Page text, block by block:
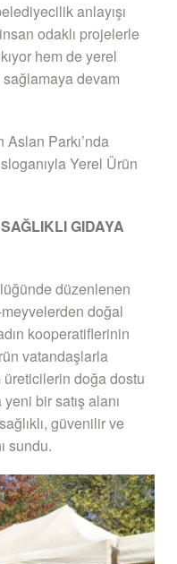
anlayışı
odaklı projelerle
hem de yerel
devam
Parkı’nda
Yerel Ürün
GIDAYA
düzenlenen
doğal
kooperatiflerinin
vatandaşlarla
üreticilerin doğa dostu
bir satış alanı
güvenilir ve
sundu.